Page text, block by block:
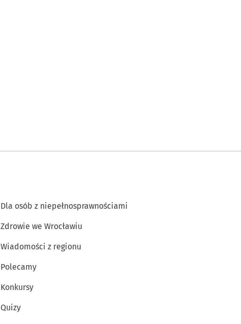
Dla osób z niepełnosprawnościami
Zdrowie we Wrocławiu
Wiadomości z regionu
Polecamy
Konkursy
Quizy